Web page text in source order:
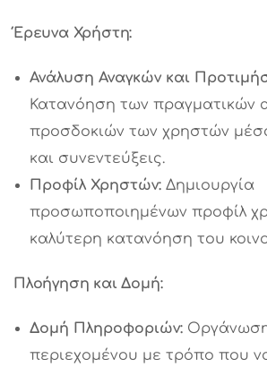
ΈρευναΧρήστη:
Ανάλυση Αναγκών και
Κατανόηση των πραγματικών
προσδοκιών των χρηστών
και συνεντεύξεις.
Προφίλ Χρηστών: Δημιουργία
προσωποποιημένων προφίλ
καλύτερη κατανόηση του
Πλοήγηση και Δομή:
Δομή Πληροφοριών:
περιεχομένου με τρόπο που